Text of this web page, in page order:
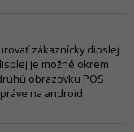
zákaznícky dipslej
je možné okrem
obrazovku POS
na android